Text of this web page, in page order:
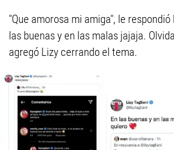
"Que amorosa mi amiga", le
las buenas y en las malas jajaja.
agregó Lizy cerrando el tema.